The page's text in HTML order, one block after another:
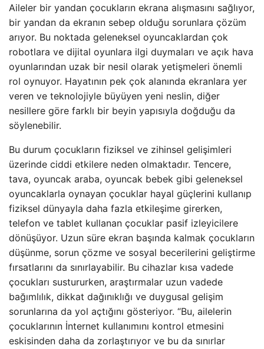
Aileler bir yandan çocukların ekrana alışmasını sağlıyor,
bir yandan da ekranın sebep olduğu sorunlara çözüm
arıyor. Bu noktada geleneksel oyuncaklardan çok
robotlara ve dijital oyunlara ilgi duymaları ve açık hava
oyunlarından uzak bir nesil olarak yetişmeleri önemli
rol oynuyor. Hayatının pek çok alanında ekranlara yer
veren ve teknolojiyle büyüyen yeni neslin, diğer
nesillere göre farklı bir beyin yapısıyla doğduğu da
söylenebilir.
Bu durum çocukların fiziksel ve zihinsel gelişimleri
üzerinde ciddi etkilere neden olmaktadır. Tencere,
tava, oyuncak araba, oyuncak bebek gibi geleneksel
oyuncaklarla oynayan çocuklar hayal güçlerini kullanıp
fiziksel dünyayla daha fazla etkileşime girerken,
telefon ve tablet kullanan çocuklar pasif izleyicilere
dönüşüyor. Uzun süre ekran başında kalmak çocukların
düşünme, sorun çözme ve sosyal becerilerini geliştirme
fırsatlarını da sınırlayabilir. Bu cihazlar kısa vadede
çocukları sustururken, araştırmalar uzun vadede
bağımlılık, dikkat dağınıklığı ve duygusal gelişim
sorunlarına da yol açtığını gösteriyor. “Bu, ailelerin
çocuklarının İnternet kullanımını kontrol etmesini
eskisinden daha da zorlaştırıyor ve bu da sınırlar